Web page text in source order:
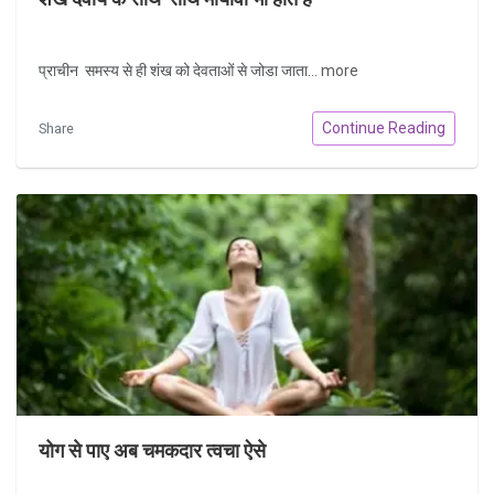
प्राचीन समस्य से ही शंख को देवताओं से जोडा जाता... more
Share Continue Reading
योग से पाए अब चमकदार त्वचा ऐसे